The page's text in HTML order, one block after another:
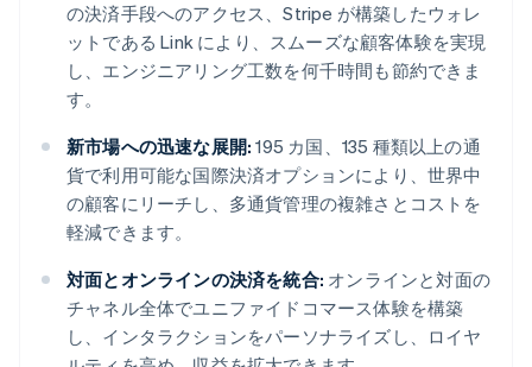
の決済手段へのアクセス、Stripe が構築したウォレ
ットである Link により、スムーズな顧客体験を実現
し、エンジニアリング工数を何千時間も節約できま
す。
新市場への迅速な展開: 195 カ国、135 種類以上の通
貨で利用可能な国際決済オプションにより、世界中
の顧客にリーチし、多通貨管理の複雑さとコストを
軽減できます。
対面とオンラインの決済を統合: オンラインと対面の
チャネル全体でユニファイドコマース体験を構築
し、インタラクションをパーソナライズし、ロイヤ